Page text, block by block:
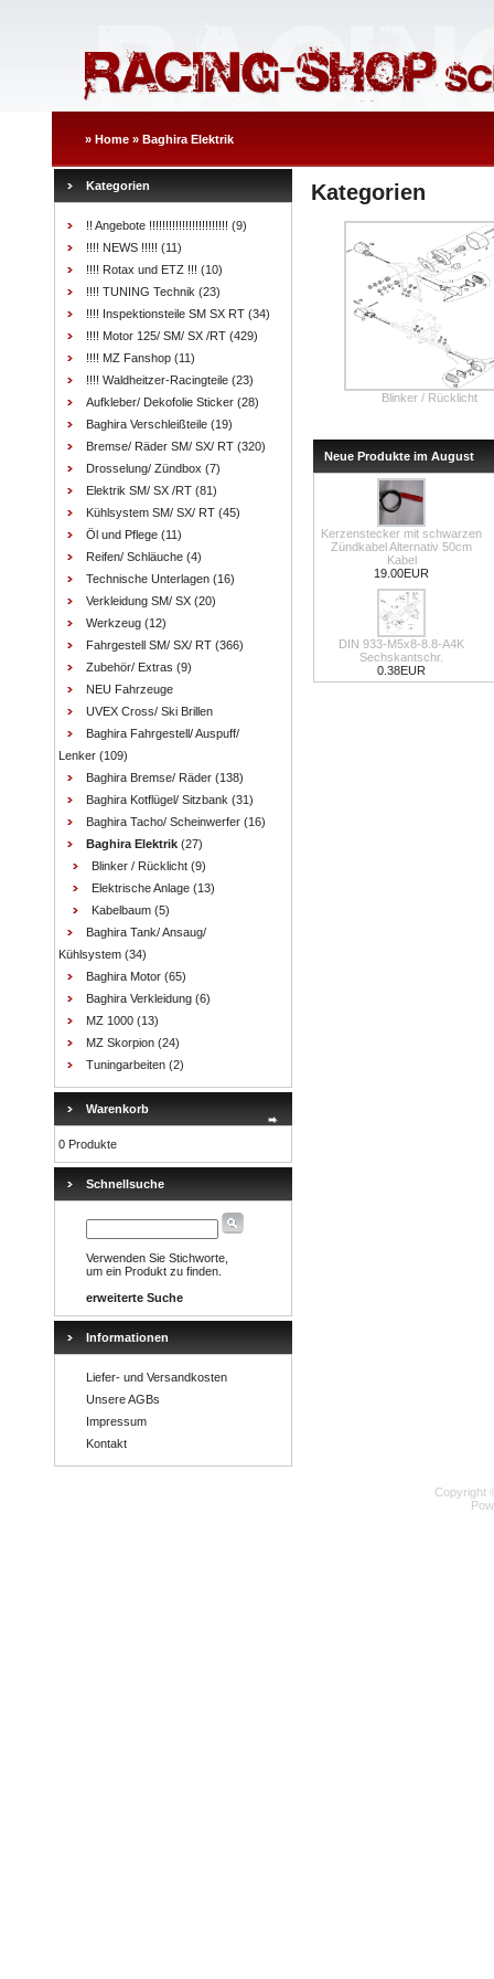
» Home » Baghira Elektrik
Kategorien
!! Angebote !!!!!!!!!!!!!!!!!!!!!!!! (9)
!!!! NEWS !!!!! (11)
!!!! Rotax und ETZ !!! (10)
!!!! TUNING Technik (23)
!!!! Inspektionsteile SM SX RT (34)
!!!! Motor 125/ SM/ SX /RT (429)
!!!! MZ Fanshop (11)
!!!! Waldheitzer-Racingteile (23)
Aufkleber/ Dekofolie Sticker (28)
Baghira Verschleißteile (19)
Bremse/ Räder SM/ SX/ RT (320)
Drosselung/ Zündbox (7)
Elektrik SM/ SX /RT (81)
Kühlsystem SM/ SX/ RT (45)
Öl und Pflege (11)
Reifen/ Schläuche (4)
Technische Unterlagen (16)
Verkleidung SM/ SX (20)
Werkzeug (12)
Fahrgestell SM/ SX/ RT (366)
Zubehör/ Extras (9)
NEU Fahrzeuge
UVEX Cross/ Ski Brillen
Baghira Fahrgestell/ Auspuff/
Lenker (109)
Baghira Bremse/ Räder (138)
Baghira Kotflügel/ Sitzbank (31)
Baghira Tacho/ Scheinwerfer (16)
Baghira Elektrik (27)
Blinker / Rücklicht (9)
Elektrische Anlage (13)
Kabelbaum (5)
Baghira Tank/ Ansaug/
Kühlsystem (34)
Baghira Motor (65)
Baghira Verkleidung (6)
MZ 1000 (13)
MZ Skorpion (24)
Tuningarbeiten (2)
Warenkorb
0 Produkte
Schnellsuche
Verwenden Sie Stichworte,
um ein Produkt zu finden.
erweiterte Suche
Informationen
Liefer- und Versandkosten
Unsere AGBs
Impressum
Kontakt
Kategorien
Blinker / Rücklicht
Neue Produkte im August
Kerzenstecker mit schwarzen
Zündkabel Alternativ 50cm
Kabel
19.00EUR
DIN 933-M5x8-8.8-A4K
Sechskantschr.
0.38EUR
Copyright